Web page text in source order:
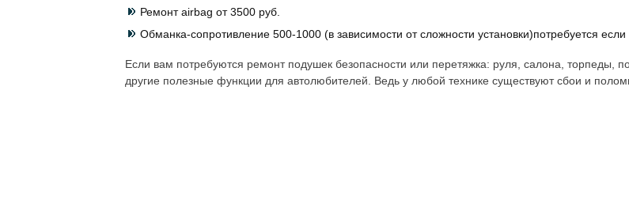
Ремонт airbag от 3500 руб.
Обманка-сопротивление 500-1000 (в зависимости от сложности установки)потребуется
Если вам потребуются ремонт подушек безопасности или перетяжка: руля, салона, торпеды,
другие полезные функции для автолюбителей. Ведь у любой технике существуют сбои и